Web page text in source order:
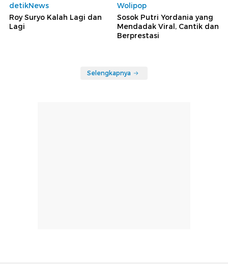
detikNews
Roy Suryo Kalah Lagi dan
Lagi
Wolipop
Sosok Putri Yordania yang
Mendadak Viral, Cantik dan
Berprestasi
Selengkapnya